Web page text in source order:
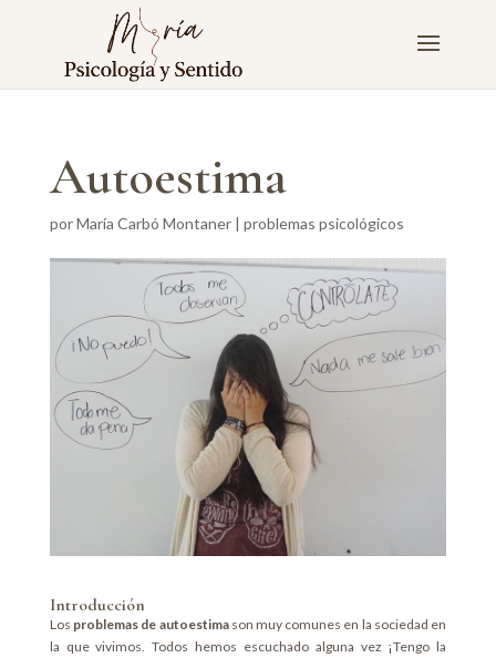
Autoestima
porMaría Carbó Montaner| problemas psicológicos
Introducción
Los problemas de autoestimason muy comunes en la sociedad en
la que vivimos. Todos hemos escuchado alguna vez ¡Tengo la